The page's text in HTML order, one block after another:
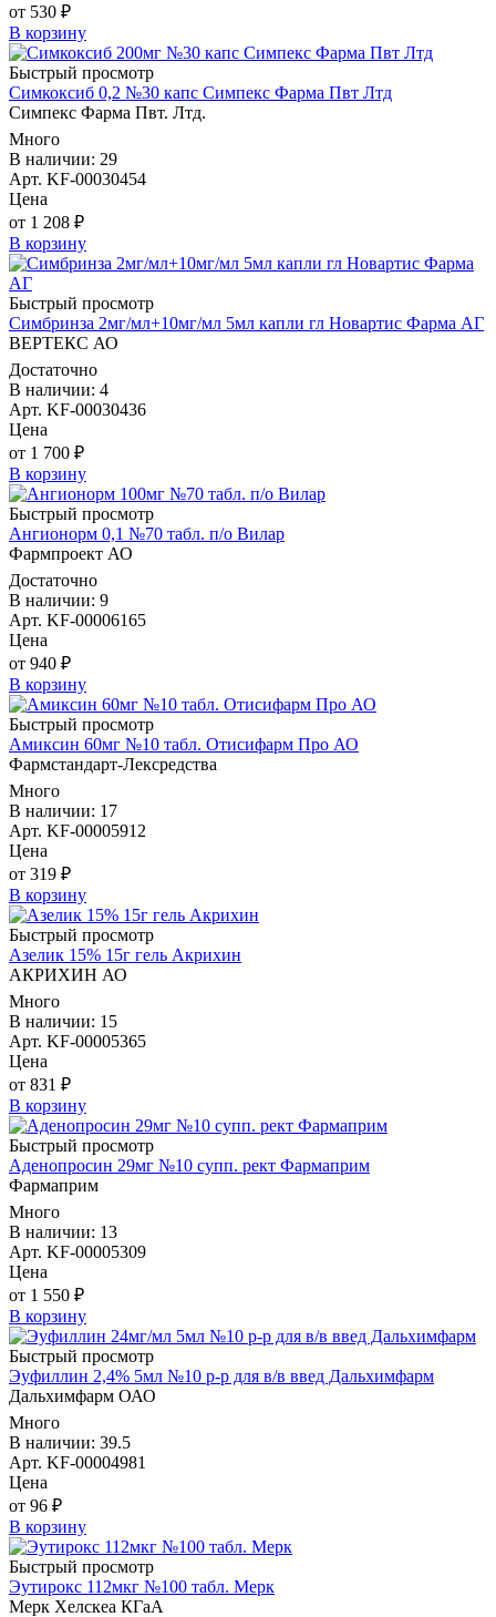
от 530 ₽
В корзину
Быстрый просмотр
Симкоксиб 0,2 №30 капс Симпекс Фарма Пвт Лтд
Симпекс Фарма Пвт. Лтд.
Много
В наличии: 29
Арт. KF-00030454
Цена
от 1 208 ₽
В корзину
Быстрый просмотр
Симбринза 2мг/мл+10мг/мл 5мл капли гл Новартис Фарма АГ
ВЕРТЕКС АО
Достаточно
В наличии: 4
Арт. KF-00030436
Цена
от 1 700 ₽
В корзину
Быстрый просмотр
Ангионорм 0,1 №70 табл. п/о Вилар
Фармпроект АО
Достаточно
В наличии: 9
Арт. KF-00006165
Цена
от 940 ₽
В корзину
Быстрый просмотр
Амиксин 60мг №10 табл. Отисифарм Про АО
Фармстандарт-Лексредства
Много
В наличии: 17
Арт. KF-00005912
Цена
от 319 ₽
В корзину
Быстрый просмотр
Азелик 15% 15г гель Акрихин
АКРИХИН АО
Много
В наличии: 15
Арт. KF-00005365
Цена
от 831 ₽
В корзину
Быстрый просмотр
Аденопросин 29мг №10 супп. рект Фармаприм
Фармаприм
Много
В наличии: 13
Арт. KF-00005309
Цена
от 1 550 ₽
В корзину
Быстрый просмотр
Эуфиллин 2,4% 5мл №10 р-р для в/в введ Дальхимфарм
Дальхимфарм ОАО
Много
В наличии: 39.5
Арт. KF-00004981
Цена
от 96 ₽
В корзину
Быстрый просмотр
Эутирокс 112мкг №100 табл. Мерк
Мерк Хелскеа КГаА